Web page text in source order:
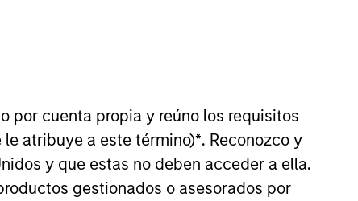
por cuenta propia y reúno los requisitos
atribuye a este término)*. Reconozco y
y que estas no deben acceder a ella.
gestionados o asesorados por